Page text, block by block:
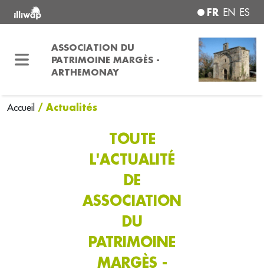
FR EN ES
ASSOCIATION DU
PATRIMOINE MARGÈS -
ARTHEMONAY
Accueil / Actualités
TOUTE
L'ACTUALITÉ
DE
ASSOCIATION
DU
PATRIMOINE
MARGÈS -